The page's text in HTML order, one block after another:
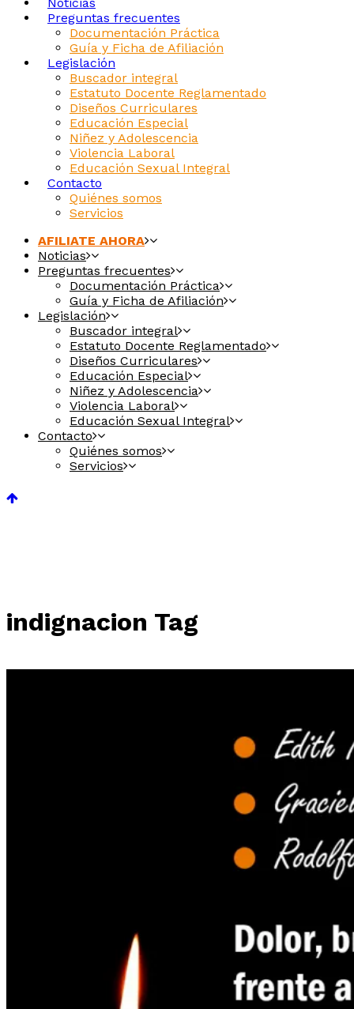
Preguntas frecuentes
Documentación Práctica
Guía y Ficha de Afiliación
Legislación
Buscador integral
Estatuto Docente Reglamentado
Diseños Curriculares
Educación Especial
Niñez y Adolescencia
Violencia Laboral
Educación Sexual Integral
Contacto
Quiénes somos
Servicios
AFILIATE AHORA
Noticias
Preguntas frecuentes
Documentación Práctica
Guía y Ficha de Afiliación
Legislación
Buscador integral
Estatuto Docente Reglamentado
Diseños Curriculares
Educación Especial
Niñez y Adolescencia
Violencia Laboral
Educación Sexual Integral
Contacto
Quiénes somos
Servicios
indignacion Tag